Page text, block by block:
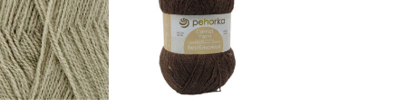
Добавить в
избранное.
Добавить в
избранное.